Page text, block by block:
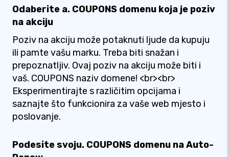
Odaberite a. COUPONS domenu koja je poziv
na akciju
Poziv na akciju može potaknuti ljude da kupuju
ili pamte vašu marku. Treba biti snažan i
prepoznatljiv. Ovaj poziv na akciju može biti i
vaš. COUPONS naziv domene! <br><br>
Eksperimentirajte s različitim opcijama i
saznajte što funkcionira za vaše web mjesto i
poslovanje.
Podesite svoju. COUPONS domenu na Auto-